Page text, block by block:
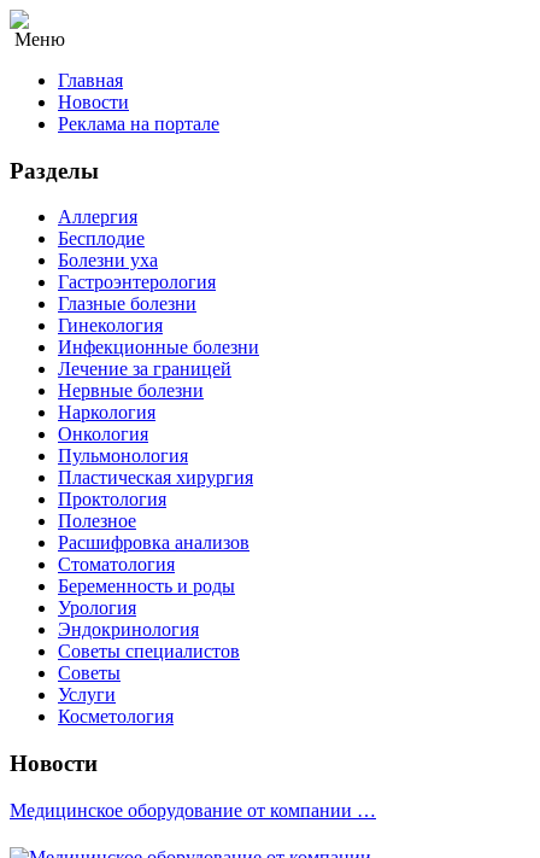
Меню
Главная
Новости
Реклама на портале
Разделы
Аллергия
Бесплодие
Болезни уха
Гастроэнтерология
Глазные болезни
Гинекология
Инфекционные болезни
Лечение за границей
Нервные болезни
Наркология
Онкология
Пульмонология
Пластическая хирургия
Проктология
Полезное
Расшифровка анализов
Стоматология
Беременность и роды
Урология
Эндокринология
Советы специалистов
Советы
Услуги
Косметология
Новости
Медицинское оборудование от компании …